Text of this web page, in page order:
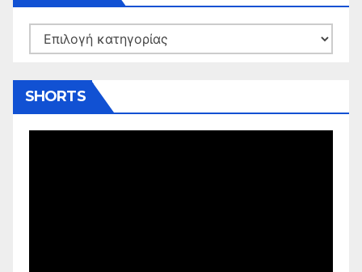
Kατηγορίες
SHORTS